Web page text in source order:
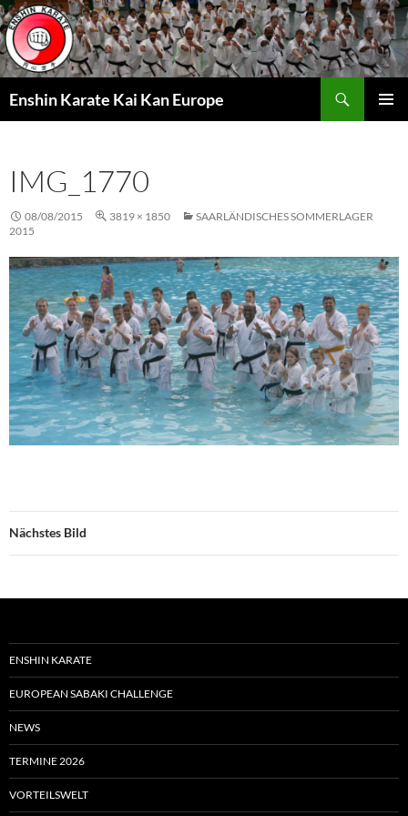
Zum
Inhalt
springen
Enshin Karate Kai Kan Europe
IMG_1770
08/08/2015 3819 × 1850
SAARLÄNDISCHES SOMMERLAGER
2015
Nächstes Bild
ENSHIN KARATE
EUROPEAN SABAKI CHALLENGE
NEWS
TERMINE 2026
VORTEILSWELT